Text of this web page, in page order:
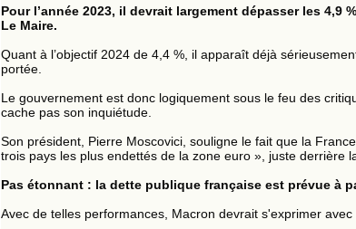
Pour l’année 2023, il devrait largement dépasser les 4,9
Le Maire.
Quant à l’objectif 2024 de 4,4 %, il apparaît déjà
portée.
Le gouvernement est donc logiquement sous le feu des
cache pas son inquiétude.
Son président, Pierre Moscovici, souligne le fait que la
trois pays les plus endettés de la zone euro », juste derrière
Pas étonnant : la dette publique française est prévue à
Avec de telles performances, Macron devrait s'exprimer avec